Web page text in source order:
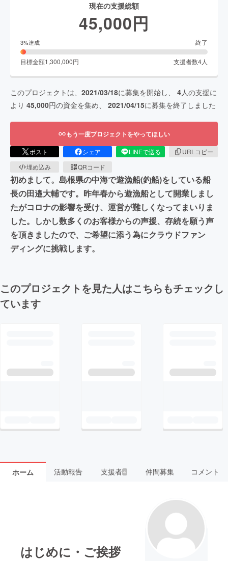
現在の支援総額
45,000円
3%達成 終了
目標金額1,300,000円 支援者数4人
このプロジェクトは、 2021/03/18に募集を開始し、 4人の支援に
より 45,000円の資金を集め、 2021/04/15に募集を終了しました
もう一度プロジェクトをやってほしい
ポスト シェア LINEで送る
URLコピー
埋め込み
QRコード
初めまして。島根県の中海で遊漁船(釣船)をしている船
長の田邉大輔です。昨年春から遊漁船として開業しまし
たがコロナの影響を受け、運営が難しくなってまいりま
した。しかし数多くのお客様からの声援、存続を願う声
を頂きましたので、ご希望に添う為にクラウドファン
ディングに挑戦します。
このプロジェクトを見た人はこちらもチェックし
ています
ホーム 活動報告 支援者4 仲間募集 コメント
はじめに・ご挨拶